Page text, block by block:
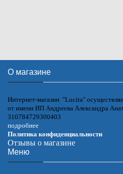
О магазине
Интернет-магазин "Lucita"
от имени ИП Андреева Александра
310784729300403
подробнее
Политика конфиденциальности
Отзывы о магазине
Меню